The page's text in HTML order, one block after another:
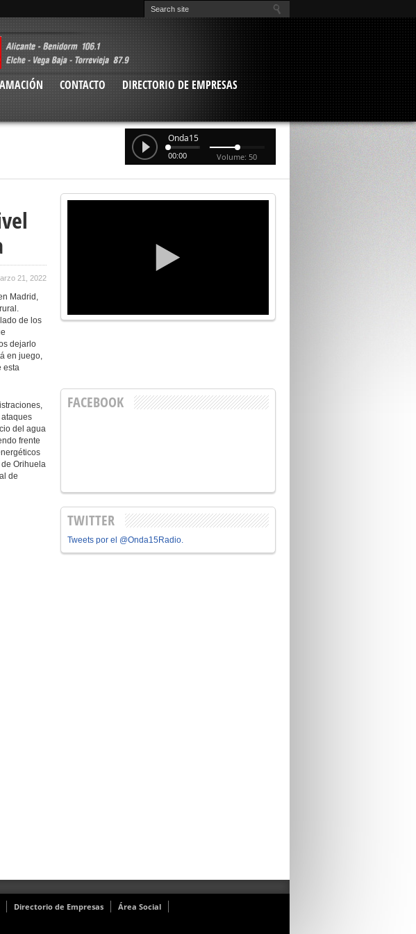
CONTACTO
DIRECTORIO DE EMPRESAS
Onda15
00:00 Volume: 50
21, 2022
Madrid,
de los
dejarlo
en juego,
esta
del agua
frente
Orihuela
de
FACEBOOK
TWITTER
Tweets por el @Onda15Radio.
Directorio de Empresas
Área Social